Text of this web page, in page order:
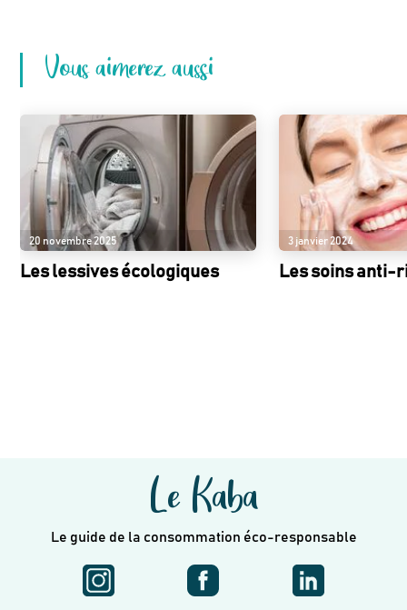
Vous aimerez aussi
20 novembre 2025
Les lessives écologiques
3 janvier 2024
Les soins anti-
Le Kaba
Le guide de la consommation éco-responsable